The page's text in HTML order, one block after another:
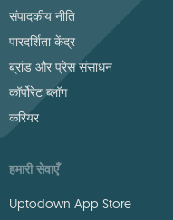
संपादकीय नीति
पारदर्शिता केंद्र
ब्रांड और प्रेस संसाधन
कॉर्पोरेट ब्लॉग
करियर
हमारी सेवाएँ
Uptodown App Store